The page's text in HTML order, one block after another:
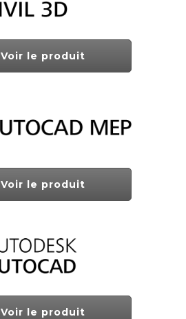
Voir le produit
Voir le produit
Voir le produit